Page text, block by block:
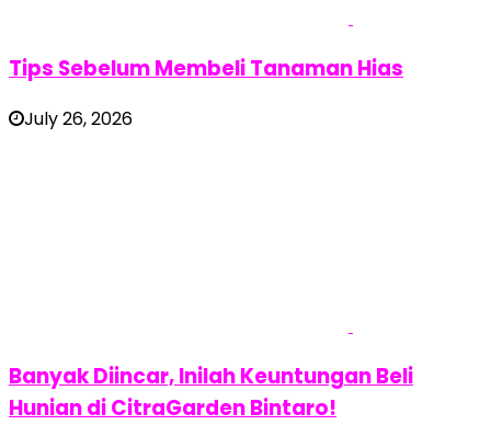
Tips Sebelum Membeli Tanaman Hias
July 26, 2026
Banyak Diincar, Inilah Keuntungan Beli
Hunian di CitraGarden Bintaro!